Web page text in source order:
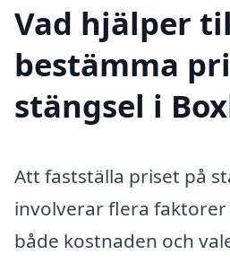
Vad hjälper
bestämma
stängsel i
Att fastställa priset på
involverar flera faktorer
både kostnaden och